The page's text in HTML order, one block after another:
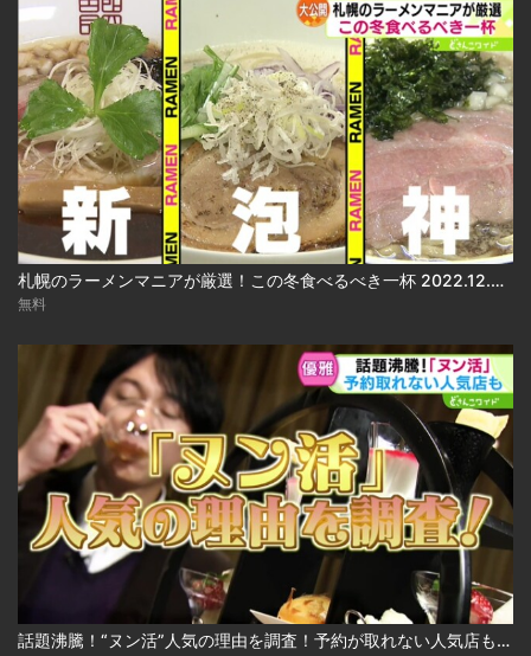
札幌のラーメンマニアが厳選！この冬食べるべき一杯 2022.12.05放送
無料
話題沸騰！“ヌン活”人気の理由を調査！予約が取れない人気店も 2024.12.24放送